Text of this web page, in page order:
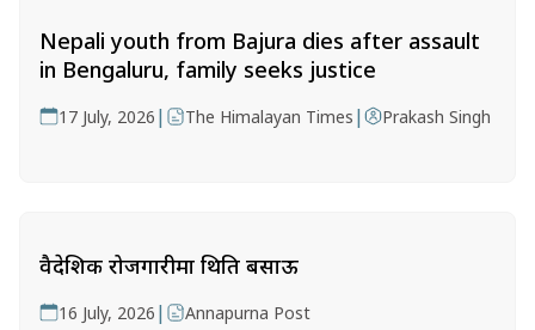
Nepali youth from Bajura dies after assault
in Bengaluru, family seeks justice
17 July, 2026 | The Himalayan Times | Prakash Singh
वैदेशिक रोजगारीमा थिति बसाऊ
16 July, 2026 | Annapurna Post